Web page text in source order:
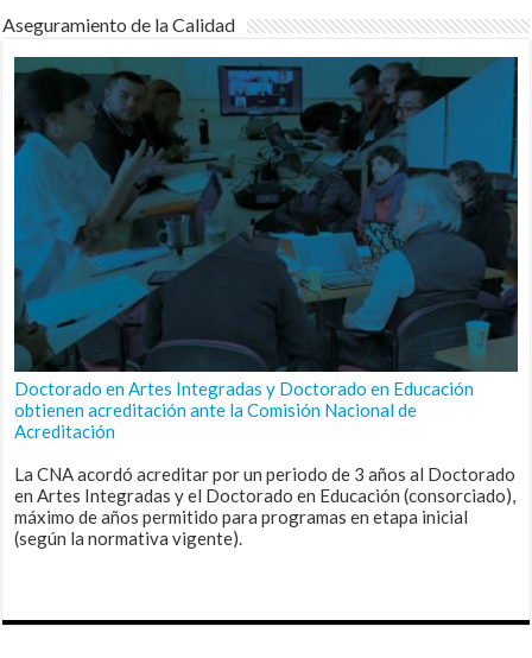
Aseguramiento de la Calidad
Doctorado en Artes Integradas y Doctorado en Educación
obtienen acreditación ante la Comisión Nacional de
Acreditación
La CNA acordó acreditar por un periodo de 3 años al Doctorado
en Artes Integradas y el Doctorado en Educación (consorciado),
máximo de años permitido para programas en etapa inicial
(según la normativa vigente).